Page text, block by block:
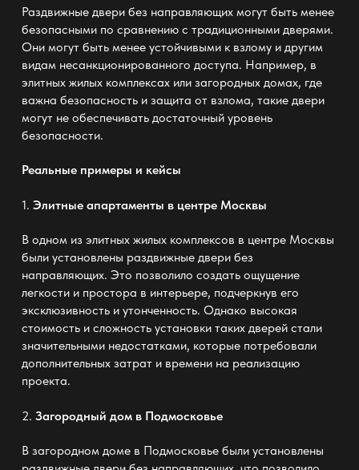
Раздвижные двери без направляющих могут быть менее
безопасными по сравнению с традиционными дверями.
Они могут быть менее устойчивыми к взлому и другим
видам несанкционированного доступа. Например, в
элитных жилых комплексах или загородных домах, где
важна безопасность и защита от взлома, такие двери
могут не обеспечивать достаточный уровень
безопасности.
Реальные примеры и кейсы
1. Элитные апартаменты в центре Москвы
В одном из элитных жилых комплексов в центре Москвы
были установлены раздвижные двери без
направляющих. Это позволило создать ощущение
легкости и простора в интерьере, подчеркнув его
эксклюзивность и утонченность. Однако высокая
стоимость и сложность установки таких дверей стали
значительными недостатками, которые потребовали
дополнительных затрат и времени на реализацию
проекта.
2. Загородный дом в Подмосковье
В загородном доме в Подмосковье были установлены